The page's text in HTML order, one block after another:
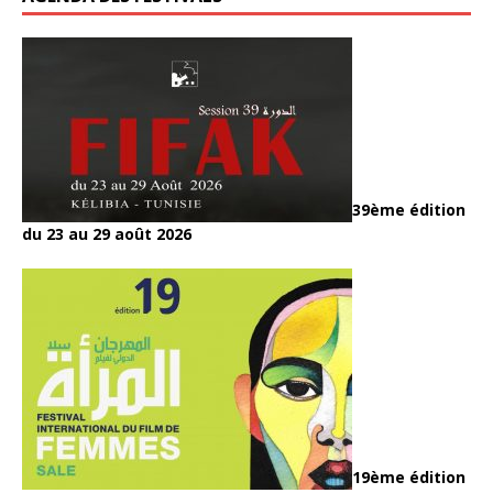
39ème édition
du 23 au 29 août 2026
19ème édition